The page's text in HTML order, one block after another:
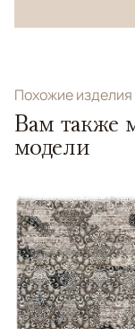
Похожие изделия
Вам также
модели